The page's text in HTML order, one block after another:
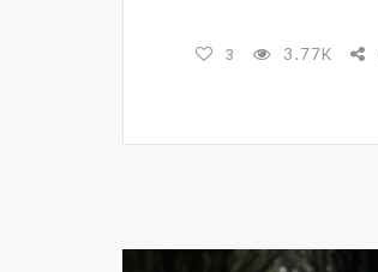
3 3.77K